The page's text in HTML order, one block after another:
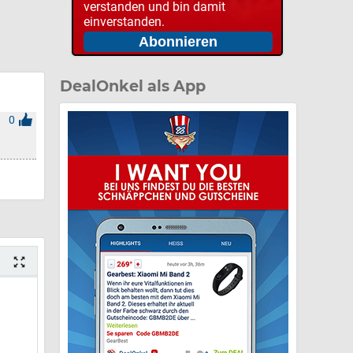
0
verstanden und bin damit
einverstanden.
DealOnkel als App